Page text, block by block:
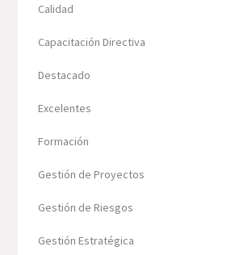
Calidad
Capacitación Directiva
Destacado
Excelentes
Formación
Gestión de Proyectos
Gestión de Riesgos
Gestión Estratégica